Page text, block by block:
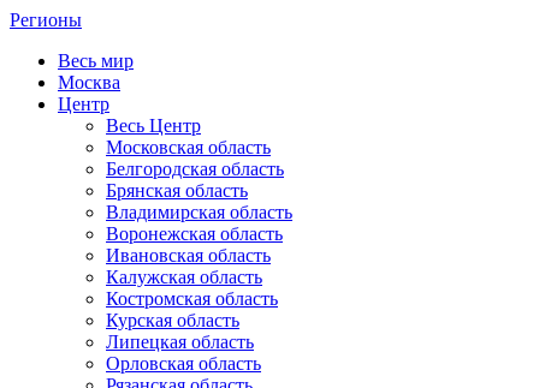
Регионы
Весь мир
Москва
Центр
Весь Центр
Московская область
Белгородская область
Брянская область
Владимирская область
Воронежская область
Ивановская область
Калужская область
Костромская область
Курская область
Липецкая область
Орловская область